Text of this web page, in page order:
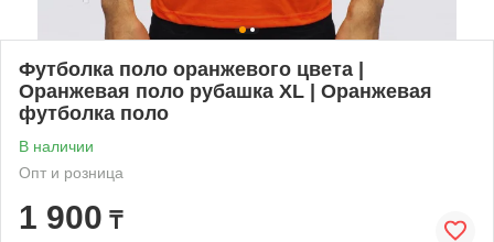
Футболка поло оранжевого цвета |
Оранжевая поло рубашка XL | Оранжевая
футболка поло
В наличии
Опт и розница
1 900 ₸